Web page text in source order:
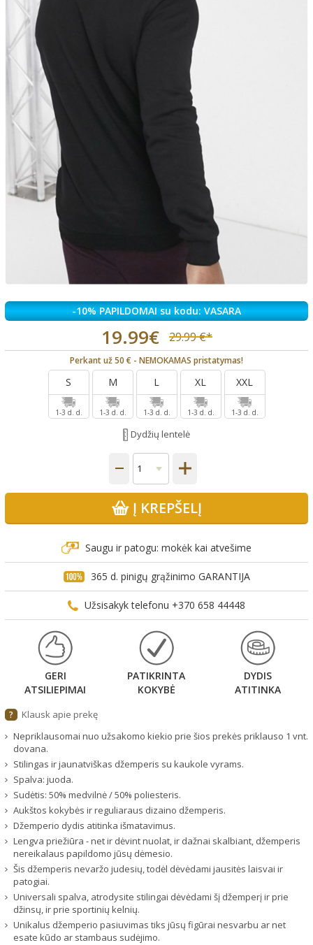
-10% PAPILDOMAI su kodu: VASARA
19.99€ 29.99 €*
Perkant už 50 € - NEMOKAMAS pristatymas!
S
1-3 d. d.
M
1-3 d. d.
L
1-3 d. d.
XL
1-3 d. d.
XXL
1-3 d. d.
Dydžių lentelė
Į KREPŠELĮ
Saugu ir patogu: mokėk kai atvešime
365 d. pinigų grąžinimo GARANTIJA
Užsisakyk telefonu +370 658 44448
GERI
ATSILIEPIMAI
PATIKRINTA
KOKYBĖ
DYDIS
ATITINKA
?
Klausk apie prekę
Nepriklausomai nuo užsakomo kiekio prie šios prekės priklauso 1 vnt.
dovana.
Stilingas ir jaunatviškas džemperis su kaukole vyrams.
Spalva: juoda.
Sudėtis: 50% medvilnė / 50% poliesteris.
Aukštos kokybės ir reguliaraus dizaino džemperis.
Džemperio dydis atitinka išmatavimus.
Lengva priežiūra - net ir dėvint nuolat, ir dažnai skalbiant, džemperis
nereikalaus papildomo jūsų dėmesio.
Šis džemperis nevaržo judesių, todėl dėvėdami jausitės laisvai ir
patogiai.
Universali spalva, atrodysite stilingai dėvėdami šį džemperį ir prie
džinsų, ir prie sportinių kelnių.
Unikalus džemperio pasiuvimas tiks jūsų figūrai nesvarbu ar net
esate kūdo ar stambaus sudėjimo.